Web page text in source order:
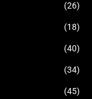
(26)
(18)
(40)
(34)
(45)